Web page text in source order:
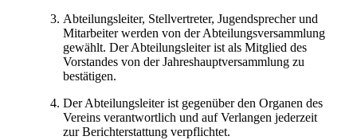
Abteilungsleiter, Stellvertreter, Jugendsprecher und
Mitarbeiter werden von der Abteilungsversammlung
gewählt. Der Abteilungsleiter ist als Mitglied des
Vorstandes von der Jahreshauptversammlung zu
bestätigen.
Der Abteilungsleiter ist gegenüber den Organen des
Vereins verantwortlich und auf Verlangen jederzeit
zur Berichterstattung verpflichtet.